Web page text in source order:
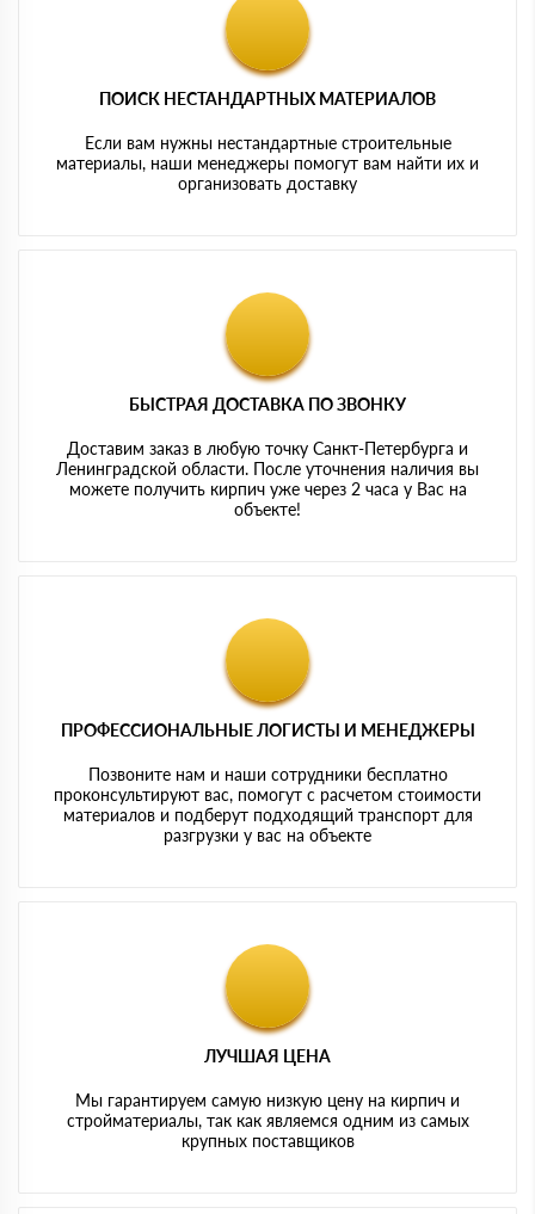
ПОИСК НЕСТАНДАРТНЫХ МАТЕРИАЛОВ
Если вам нужны нестандартные строительные
материалы, наши менеджеры помогут вам найти их и
организовать доставку
БЫСТРАЯ ДОСТАВКА ПО ЗВОНКУ
Доставим заказ в любую точку Санкт-Петербурга и
Ленинградской области. После уточнения наличия вы
можете получить кирпич уже через 2 часа у Вас на
объекте!
ПРОФЕССИОНАЛЬНЫЕ ЛОГИСТЫ И МЕНЕДЖЕРЫ
Позвоните нам и наши сотрудники бесплатно
проконсультируют вас, помогут с расчетом стоимости
материалов и подберут подходящий транспорт для
разгрузки у вас на объекте
ЛУЧШАЯ ЦЕНА
Мы гарантируем самую низкую цену на кирпич и
стройматериалы, так как являемся одним из самых
крупных поставщиков